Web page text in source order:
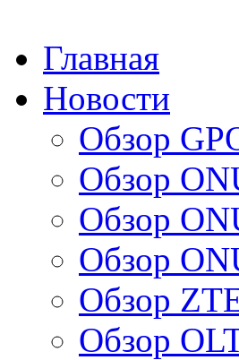
Главная
Новости
Обзор
Обзор
Обзор
Обзор
Обзор
Обзор